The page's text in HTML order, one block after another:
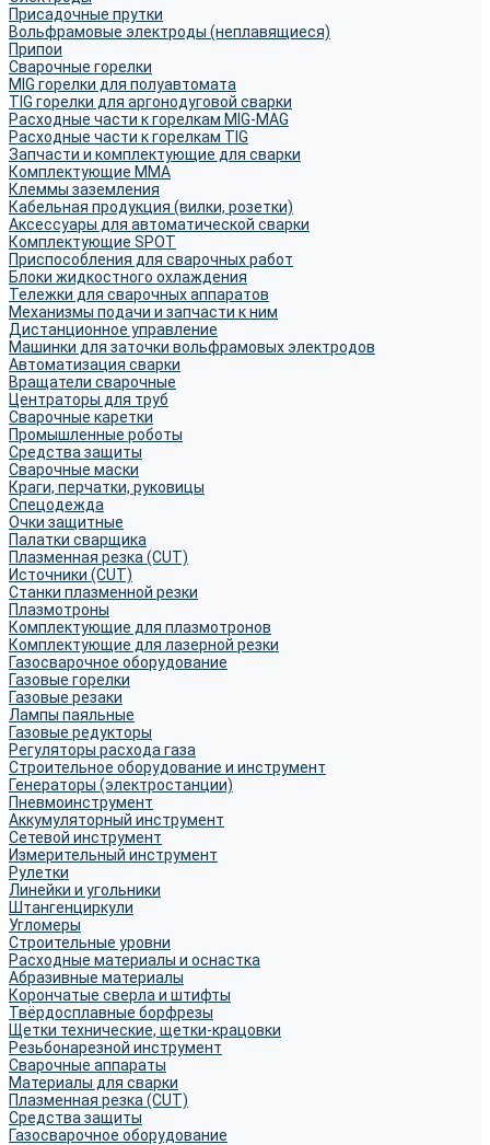
Присадочные прутки
Вольфрамовые электроды (неплавящиеся)
Припои
Сварочные горелки
MIG горелки для полуавтомата
TIG горелки для аргонодуговой сварки
Расходные части к горелкам MIG-MAG
Расходные части к горелкам TIG
Запчасти и комплектующие для сварки
Комплектующие ММА
Клеммы заземления
Кабельная продукция (вилки, розетки)
Аксессуары для автоматической сварки
Комплектующие SPOT
Приспособления для сварочных работ
Блоки жидкостного охлаждения
Тележки для сварочных аппаратов
Механизмы подачи и запчасти к ним
Дистанционное управление
Машинки для заточки вольфрамовых электродов
Автоматизация сварки
Вращатели сварочные
Центраторы для труб
Сварочные каретки
Промышленные роботы
Средства защиты
Сварочные маски
Краги, перчатки, руковицы
Спецодежда
Очки защитные
Палатки сварщика
Плазменная резка (CUT)
Источники (CUT)
Станки плазменной резки
Плазмотроны
Комплектующие для плазмотронов
Комплектующие для лазерной резки
Газосварочное оборудование
Газовые горелки
Газовые резаки
Лампы паяльные
Газовые редукторы
Регуляторы расхода газа
Строительное оборудование и инструмент
Генераторы (электростанции)
Пневмоинструмент
Аккумуляторный инструмент
Сетевой инструмент
Измерительный инструмент
Рулетки
Линейки и угольники
Штангенциркули
Угломеры
Строительные уровни
Расходные материалы и оснастка
Абразивные материалы
Корончатые сверла и штифты
Твёрдосплавные борфрезы
Щетки технические, щетки-крацовки
Резьбонарезной инструмент
Сварочные аппараты
Материалы для сварки
Плазменная резка (CUT)
Средства защиты
Газосварочное оборудование